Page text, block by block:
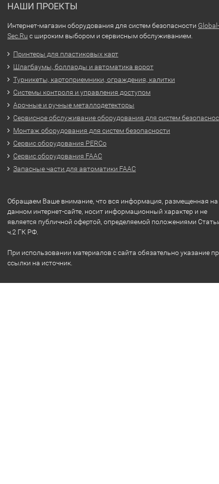
НАШИ ПРОЕКТЫ
Интернет-магазин оборудования для систем безопасности Global-
Sec.Ru с широким выбором и сервисным обслуживанием.
Принтеры для пластиковых карт
Шлагбаумы, болларды и автоматика ворот
Турникеты, картоприемники, ограждения, калитки
Системы контроля и управления доступом
Арочные и ручные металлодетекторы
Сервисное обслуживание оборудования для систем
Монтаж оборудования для систем безопасности
Сервис оборудования PERCo
Сервис оборудования FAAC
Запасные части для автоматики FAAC
Обращаем Ваше внимание, что вся информация, размещенная на
данном интернет-сайте, носит информационный характер и не
является публичной офертой, определяемой положениями
ч.2 ГК РФ.
При использовании материалов с сайта обязательно указание
ссылки на источник.